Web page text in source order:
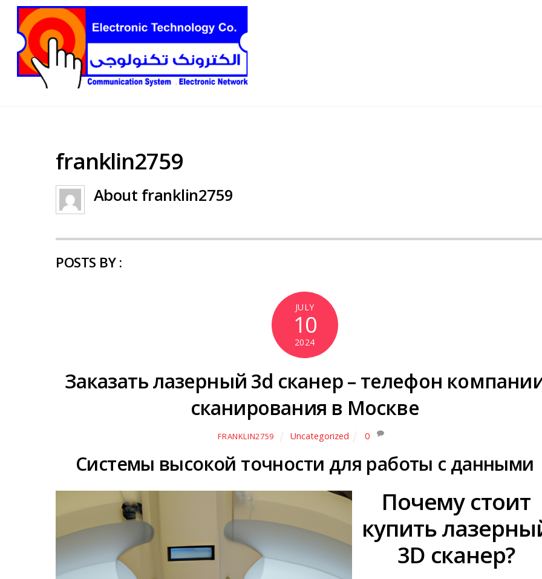
franklin2759
About franklin2759
POSTS BY :
JULY
10
2024
Заказать лазерный 3d сканер – телефон
сканирования в Москве
FRANKLIN2759 Uncategorized 0
Системы высокой точности для работы с данными
Почему стоит
купить
3D сканер?